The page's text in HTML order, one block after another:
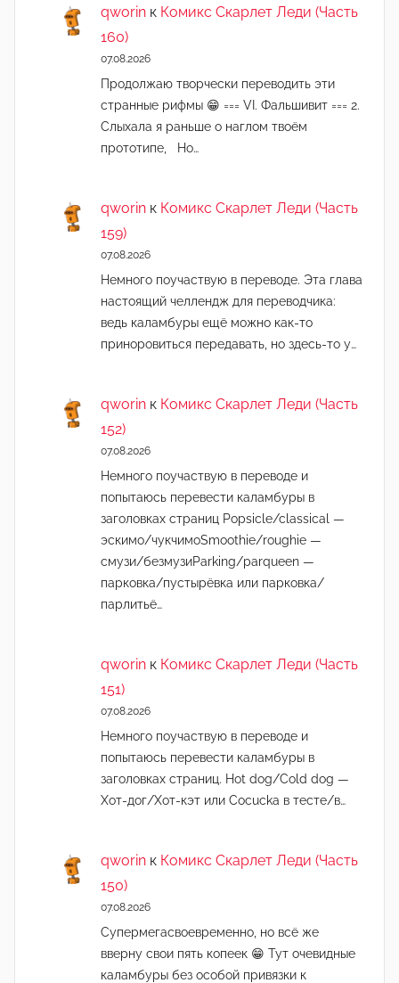
qworin к Комикс Скарлет Леди (Часть
160)
07.08.2026
Продолжаю творчески переводить эти
странные рифмы 😁 === VI. Фальшивит === 2.
Слыхала я раньше о наглом твоём
прототипе, Но…
qworin к Комикс Скарлет Леди (Часть
159)
07.08.2026
Немного поучаствую в переводе. Эта глава
настоящий челлендж для переводчика:
ведь каламбуры ещё можно как-то
приноровиться передавать, но здесь-то у…
qworin к Комикс Скарлет Леди (Часть
152)
07.08.2026
Немного поучаствую в переводе и
попытаюсь перевести каламбуры в
заголовках страниц Popsicle/classical —
эскимо/чукчимоSmoothie/roughie —
смузи/безмузиParking/parqueen —
парковка/пустырёвка или парковка/
парлитьё…
qworin к Комикс Скарлет Леди (Часть
151)
07.08.2026
Немного поучаствую в переводе и
попытаюсь перевести каламбуры в
заголовках страниц. Hot dog/Cold dog —
Хот-дог/Хот-кэт или Cocucka в тесте/в…
qworin к Комикс Скарлет Леди (Часть
150)
07.08.2026
Супермегасвоевременно, но всё же
вверну свои пять копеек 😁 Тут очевидные
каламбуры без особой привязки к